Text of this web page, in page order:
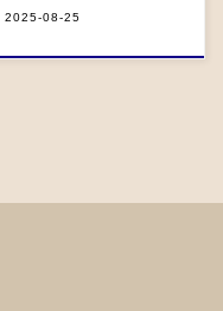
2025-08-25